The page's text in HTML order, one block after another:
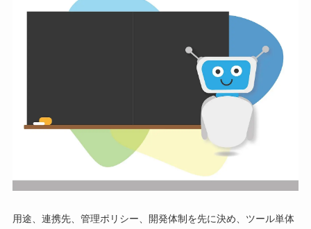
用途、連携先、管理ポリシー、開発体制を先に決め、ツール単体